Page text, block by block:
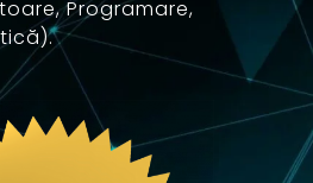
Programare,